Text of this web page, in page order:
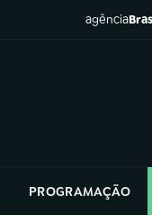
agência
PROGRAMAÇÃO